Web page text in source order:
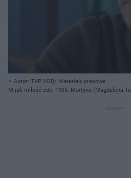
Autor: TVP VOD/ Materiały prasowe
M jak miłość odc. 1935. Martyna (Magdalena